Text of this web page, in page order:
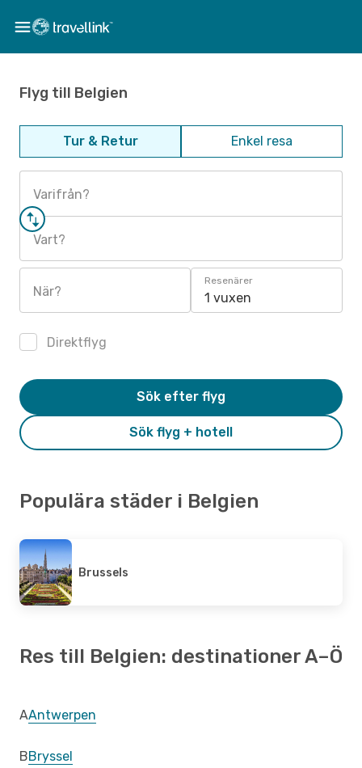
Flyg till Belgien
Tur & Retur Enkel resa
Varifrån?
Vart?
När?
Resenärer
1 vuxen
Direktflyg
Sök flyg + hotell
Sök efter flyg
Populära städer i Belgien
Brussels
Res till Belgien: destinationer A–Ö
AAntwerpen
BBryssel